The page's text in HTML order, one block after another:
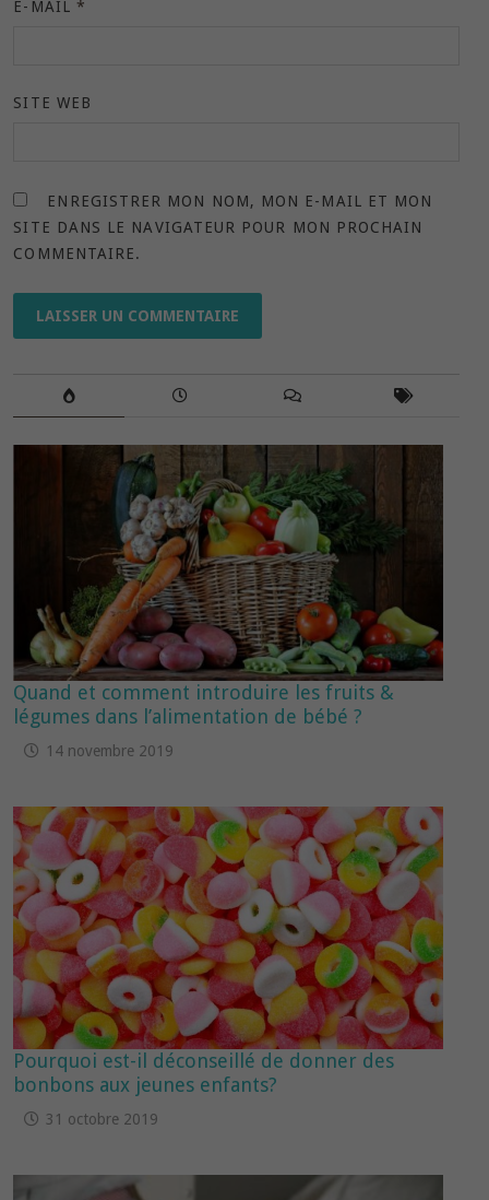
E-MAIL *
SITE WEB
ENREGISTRER MON NOM, MON E-MAIL ET MON
SITE DANS LE NAVIGATEUR POUR MON PROCHAIN
COMMENTAIRE.
Quand et comment introduire les fruits &
légumes dans l’alimentation de bébé ?
14 novembre 2019
Pourquoi est-il déconseillé de donner des
bonbons aux jeunes enfants?
31 octobre 2019